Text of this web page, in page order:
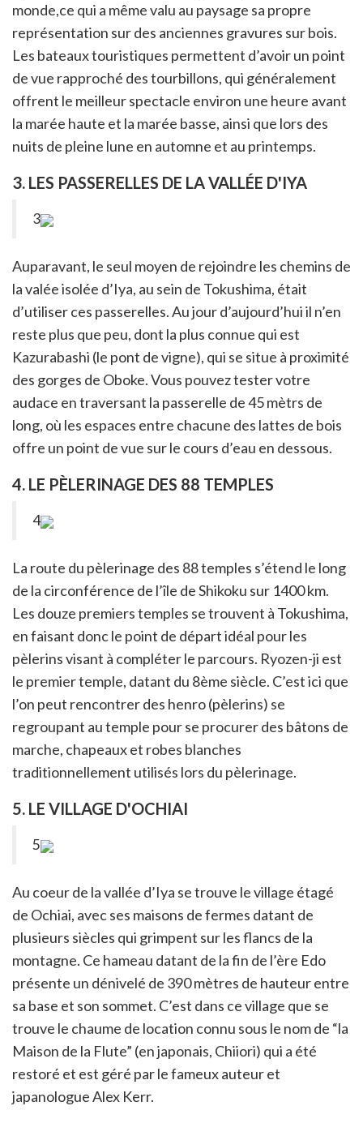
monde,ce qui a même valu au paysage sa propre
représentation sur des anciennes gravures sur bois.
Les bateaux touristiques permettent d’avoir un point
de vue rapproché des tourbillons, qui généralement
offrent le meilleur spectacle environ une heure avant
la marée haute et la marée basse, ainsi que lors des
nuits de pleine lune en automne et au printemps.
3. LES PASSERELLES DE LA VALLÉE D'IYA
3
Auparavant, le seul moyen de rejoindre les chemins de
la valée isolée d’Iya, au sein de Tokushima, était
d’utiliser ces passerelles. Au jour d’aujourd’hui il n’en
reste plus que peu, dont la plus connue qui est
Kazurabashi (le pont de vigne), qui se situe à proximité
des gorges de Oboke. Vous pouvez tester votre
audace en traversant la passerelle de 45 mètrs de
long, où les espaces entre chacune des lattes de bois
offre un point de vue sur le cours d’eau en dessous.
4. LE PÈLERINAGE DES 88 TEMPLES
4
La route du pèlerinage des 88 temples s’étend le long
de la circonférence de l’île de Shikoku sur 1400 km.
Les douze premiers temples se trouvent à Tokushima,
en faisant donc le point de départ idéal pour les
pèlerins visant à compléter le parcours. Ryozen-ji est
le premier temple, datant du 8ème siècle. C’est ici que
l’on peut rencontrer des henro (pèlerins) se
regroupant au temple pour se procurer des bâtons de
marche, chapeaux et robes blanches
traditionnellement utilisés lors du pèlerinage.
5. LE VILLAGE D'OCHIAI
5
Au coeur de la vallée d’Iya se trouve le village étagé
de Ochiai, avec ses maisons de fermes datant de
plusieurs siècles qui grimpent sur les flancs de la
montagne. Ce hameau datant de la fin de l’ère Edo
présente un dénivelé de 390 mètres de hauteur entre
sa base et son sommet. C’est dans ce village que se
trouve le chaume de location connu sous le nom de “la
Maison de la Flute” (en japonais, Chiiori) qui a été
restoré et est géré par le fameux auteur et
japanologue Alex Kerr.